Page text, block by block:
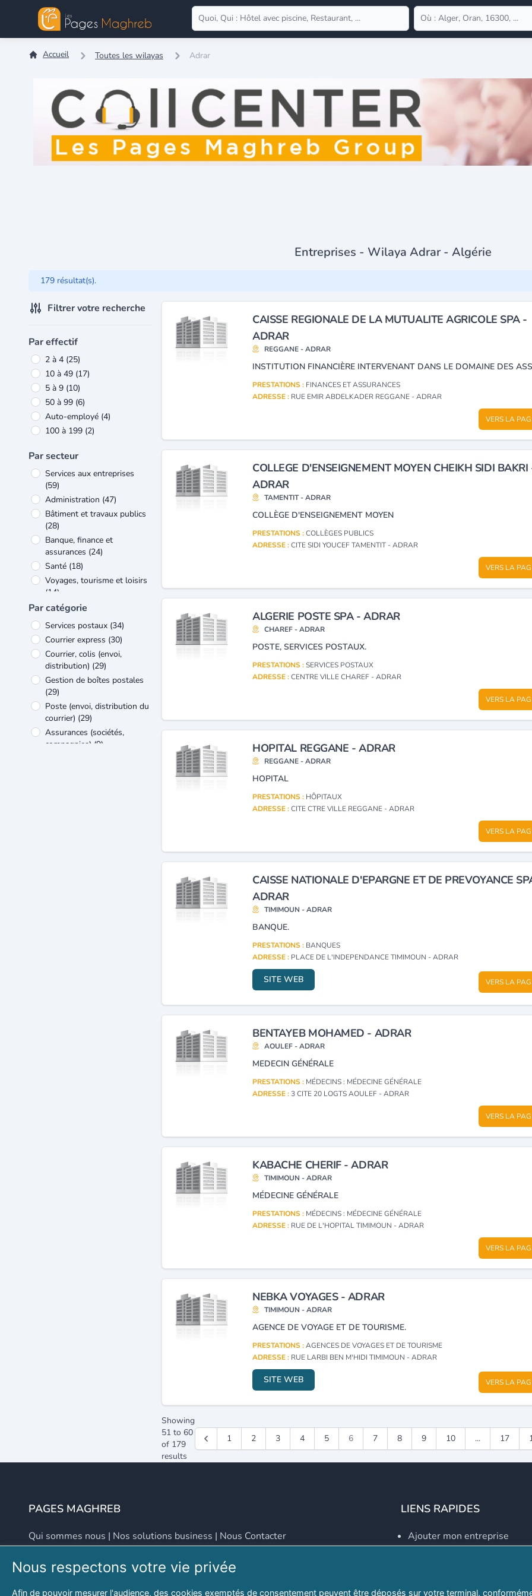
Accueil Toutes les wilayas Adrar
Entreprises - Wilaya Adrar - Algérie
179 résultat(s).
Filtrer votre recherche
Par effectif
2 à 4 (25)
10 à 49 (17)
5 à 9 (10)
50 à 99 (6)
Auto-employé (4)
100 à 199 (2)
Par secteur
Services aux entreprises
(59)
Administration (47)
Bâtiment et travaux publics
(28)
Banque, finance et
assurances (24)
Santé (18)
Voyages, tourisme et loisirs
(14)
Commerce
Transports et services
connexes
Verre et matériaux de
construction(10)
Produits de luxe et de
loisirs(8)
Par catégorie
Services postaux (34)
Courrier express (30)
Courrier, colis (envoi,
distribution) (29)
Gestion de boîtes postales
(29)
Poste (envoi, distribution du
courrier) (29)
Assurances (sociétés,
compagnies) (9)
CAISSE REGIONALE DE LA MUTUALITE AGRICOLE SPA -
ADRAR
REGGANE - ADRAR
PRESTATIONS : FINANCES ET ASSURANCES
ADRESSE : RUE EMIR ABDELKADER REGGANE - ADRAR
VERS LA
COLLEGE D'ENSEIGNEMENT MOYEN CHEIKH SIDI BAKRI
ADRAR
TAMENTIT - ADRAR
COLLÈGE D'ENSEIGNEMENT MOYEN
PRESTATIONS :COLLÈGES PUBLICS
ADRESSE :CITE SIDI YOUCEF TAMENTIT - ADRAR
VERS LA
ALGERIE POSTE SPA - ADRAR
CHAREF - ADRAR
POSTE, SERVICES POSTAUX.
PRESTATIONS :SERVICES POSTAUX
ADRESSE :CENTRE VILLE CHAREF - ADRAR
VERS LA
HOPITAL REGGANE - ADRAR
REGGANE - ADRAR
HOPITAL
PRESTATIONS : HÔPITAUX
ADRESSE :CITE CTRE VILLE REGGANE - ADRAR
VERS LA
CAISSE NATIONALE D'EPARGNE ET DE PREVOYANCE
ADRAR
TIMIMOUN - ADRAR
BANQUE.
PRESTATIONS : BANQUES
ADRESSE : PLACE DE L'INDEPENDANCE TIMIMOUN - ADRAR
SITE WEB VERS LA
BENTAYEB MOHAMED - ADRAR
AOULEF - ADRAR
MEDECIN GÉNÉRALE
PRESTATIONS : MÉDECINS : MÉDECINE GÉNÉRALE
ADRESSE :3 CITE 20 LOGTS AOULEF - ADRAR
VERS LA
KABACHE CHERIF - ADRAR
TIMIMOUN - ADRAR
MÉDECINE GÉNÉRALE
PRESTATIONS : MÉDECINS : MÉDECINE GÉNÉRALE
ADRESSE : RUE DE L'HOPITAL TIMIMOUN - ADRAR
VERS LA
NEBKA VOYAGES - ADRAR
TIMIMOUN - ADRAR
AGENCE DE VOYAGE ET DE TOURISME.
PRESTATIONS :AGENCES DE VOYAGES ET DE TOURISME
ADRESSE : RUE LARBI BEN M'HIDI TIMIMOUN - ADRAR
SITE WEB VERS LA
Showing
51 to 60
of 179
results
1 2 3 4 5 6 7 8 9 10 ... 17
PAGES MAGHREB
Qui sommes nous | Nos solutions business | Nous Contacter
LIENS RAPIDES
Ajouter mon entreprise
Explorer par secteurs
Nous respectons votre vie privée
Afin de pouvoir mesurer l'audience, des cookies exemptés de consentement peuvent être déposés sur votre terminal,